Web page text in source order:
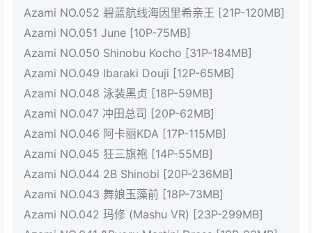
Azami NO.052 碧蓝航线海因里希亲王 [21P-120MB]
Azami NO.051 June [10P-75MB]
Azami NO.050 Shinobu Kocho [31P-184MB]
Azami NO.049 Ibaraki Douji [12P-65MB]
Azami NO.048 泳装黑贞 [18P-59MB]
Azami NO.047 冲田总司 [20P-62MB]
Azami NO.046 阿卡丽KDA [17P-115MB]
Azami NO.045 狂三旗袍 [14P-55MB]
Azami NO.044 2B Shinobi [20P-236MB]
Azami NO.043 舞娘玉藻前 [18P-73MB]
Azami NO.042 玛修 (Mashu VR) [23P-299MB]